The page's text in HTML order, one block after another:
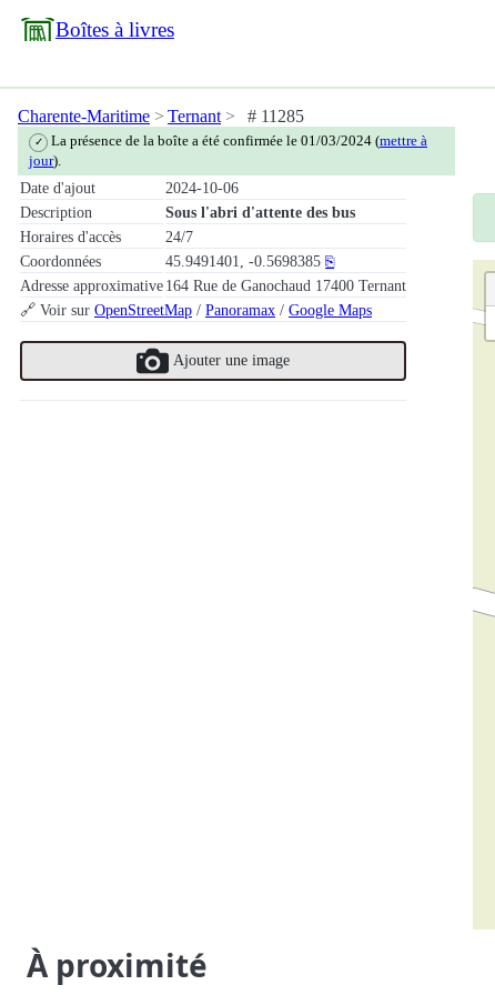
Boîtes à livres
Charente-Maritime Ternant # 11285
✓ La présence de la boîte a été confirmée le 01/03/2024 (mettre à
jour).
Date d'ajout
2024-10-06
Description
Sous l'abri d'attente des bus
Horaires d'accès
24/7
Coordonnées
45.9491401, -0.5698385 ⎘
Adresse approximative164 Rue de Ganochaud 17400 Ternant
🔗 Voir sur OpenStreetMap / Panoramax / Google Maps
Ajouter une image
À proximité